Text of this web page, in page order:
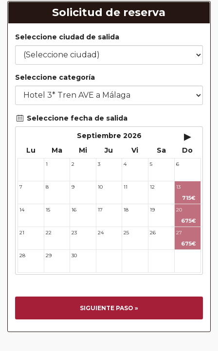
Solicitud de reserva
Seleccione ciudad de salida
Seleccione categoría
Seleccione fecha de salida
Septiembre 2026
▸
Lu Ma Mi Ju Vi Sa Do
1 2 3 4 5 6
7 8 9 10 11 12 13
715€
14 15 16 17 18 19 20
675€
21 22 23 24 25 26 27
675€
28 29 30
SIGUIENTE PASO »